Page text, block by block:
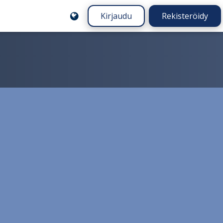
Kirjaudu Rekisteröidy